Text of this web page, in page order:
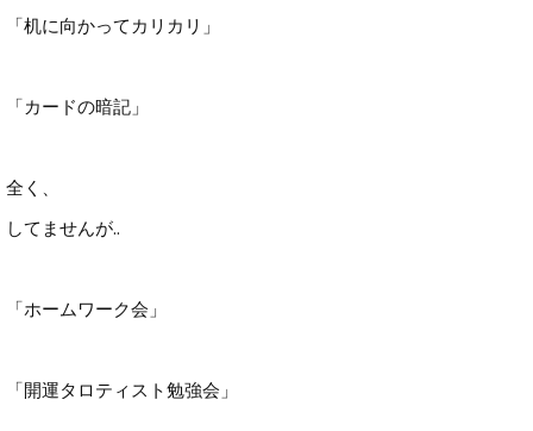
「机に向かってカリカリ」
「カードの暗記」
全く、
してませんが..
「ホームワーク会」
「開運タロティスト勉強会」